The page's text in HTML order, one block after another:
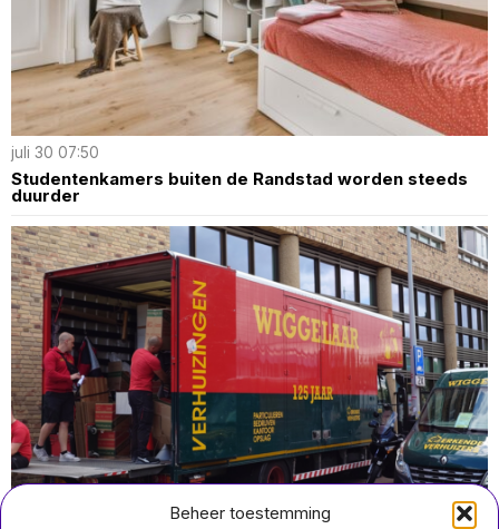
Beheer toestemming
juli 30 07:50
Studentenkamers buiten de Randstad worden steeds
duurder